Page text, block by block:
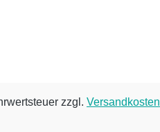
zzgl. Versandkosten